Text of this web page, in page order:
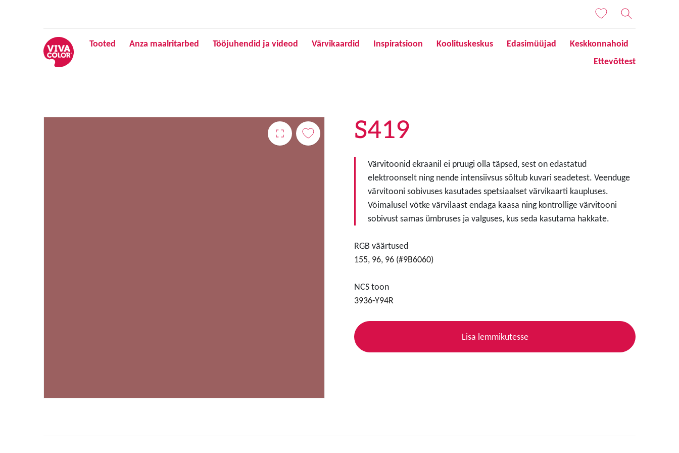
Tooted Anza maalritarbed Tööjuhendid ja videod Värvikaardid Inspiratsioon Koolituskeskus Edasimüüjad
Keskkonnahoid
Ettevõttest
S419
Värvitoonid ekraanil ei pruugi olla täpsed, sest on edastatud
elektroonselt ning nende intensiivsus sõltub kuvari seadetest. Veenduge
värvitooni sobivuses kasutades spetsiaalset värvikaarti kaupluses.
Võimalusel võtke värvilaast endaga kaasa ning kontrollige värvitooni
sobivust samas ümbruses ja valguses, kus seda kasutama hakkate.
RGB väärtused
155, 96, 96 (#9B6060)
NCS toon
3936-Y94R
Lisa lemmikutesse